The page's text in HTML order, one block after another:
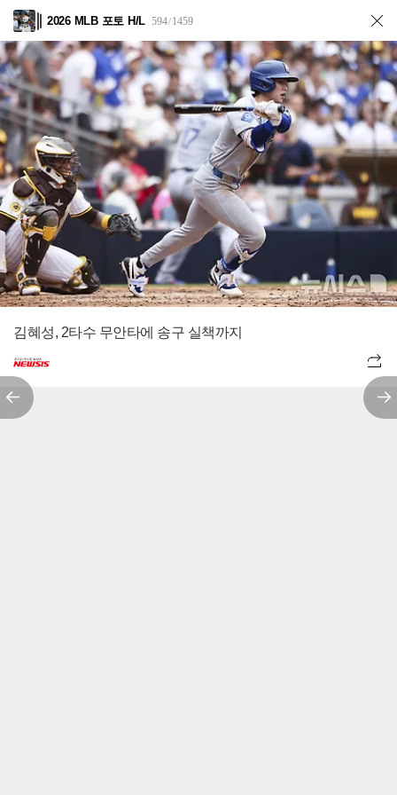
2026 MLB 포토 H/L 594/1459
김혜성, 2타수 무안타에 송구 실책까지